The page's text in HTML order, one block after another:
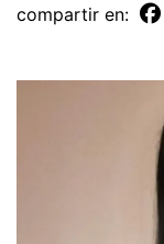
compartir en: